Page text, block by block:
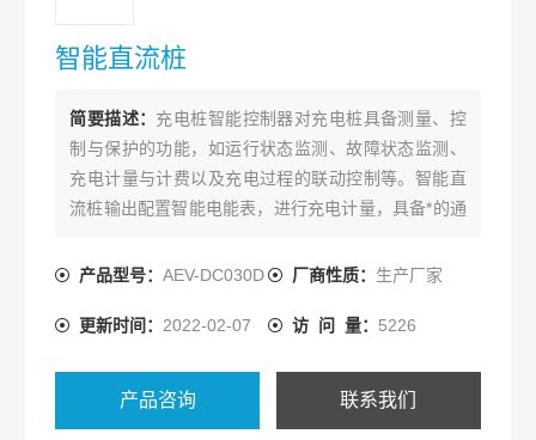
智能直流桩
简要描述： 充电桩智能控制器对充电桩具备测量、控
制与保护的功能，如运行状态监测、故障状态监测、
充电计量与计费以及充电过程的联动控制等。智能直
流桩输出配置智能电能表，进行充电计量，具备*的通
智能控制器和网络运营平台。
产品型号：AEV-DC030D 厂商性质： 生产厂家
更新时间： 2022-02-07 访 问 量： 5226
产品咨询 联系我们